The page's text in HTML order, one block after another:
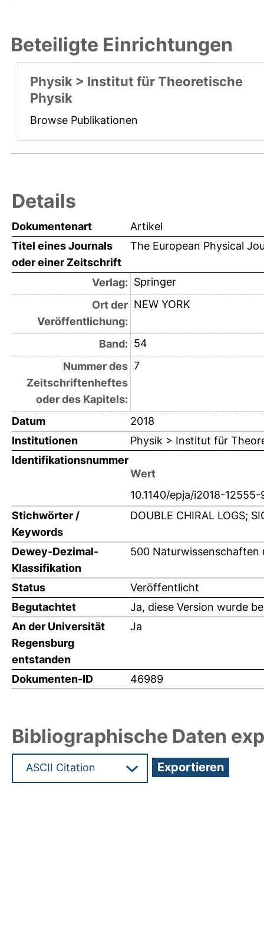
Beteiligte Einrichtungen
Physik > Institut für Theoretische
Physik
Browse Publikationen
Details
Dokumentenart
Artikel
Titel eines Journals
oder einer Zeitschrift
The European Physical
Verlag: Springer
Ort der
Veröffentlichung:
NEW YORK
Band: 54
Nummer des
Zeitschriftenheftes
oder des Kapitels:
7
Datum
2018
Institutionen
Physik > Institut für
Identifikationsnummer
Wert
10.1140/epja/i2018-12555-
Stichwörter /
Keywords
DOUBLE CHIRAL LOGS;
Dewey-Dezimal-
Klassifikation
500 Naturwissenschaften
Status
Veröffentlicht
Begutachtet
Ja, diese Version wurde
An der Universität
Regensburg
entstanden
Ja
Dokumenten-ID 46989
Bibliographische Daten